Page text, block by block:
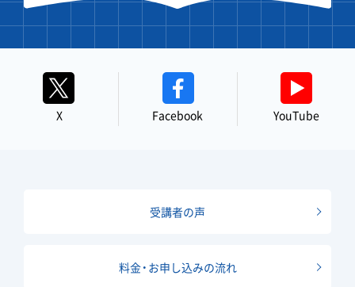
X Facebook YouTube
受講者の声
料金・お申し込みの流れ